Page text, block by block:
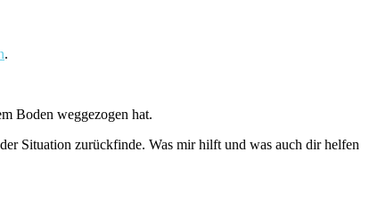
.
Boden weggezogen hat.
Situation zurückfinde. Was mir hilft und was auch dir helfen